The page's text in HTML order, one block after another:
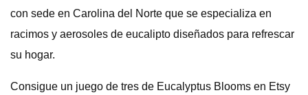
con sede en Carolina del Norte que se especializa en
racimos y aerosoles de eucalipto diseñados para refrescar
su hogar.
Consigue un juego de tres de Eucalyptus Blooms en Etsy